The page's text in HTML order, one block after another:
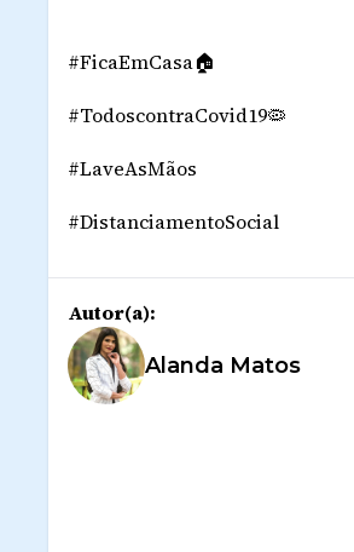
#FicaEmCasa🏠
#TodoscontraCovid19🦠
#LaveAsMãos
#DistanciamentoSocial
Autor(a):
Alanda Matos